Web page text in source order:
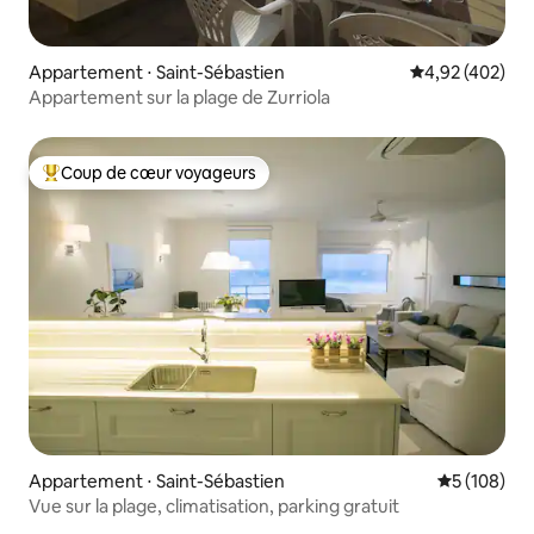
Appartement ⋅ Saint-Sébastien Évaluation
4,92 (402)
Appartement sur la plage de Zurriola
Coups de cœur voyageurs les plus appréciés
Coup de cœur voyageurs
Appartement ⋅ Saint-Sébastien Évaluation
5 (108)
Vue sur la plage, climatisation, parking gratuit